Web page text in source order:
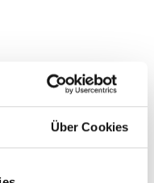
Über Cookies